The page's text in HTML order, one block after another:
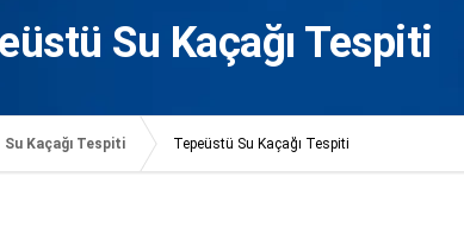
Su Kaçağı Tespiti
Su Kaçağı Tespiti Tepeüstü Su Kaçağı Tespiti